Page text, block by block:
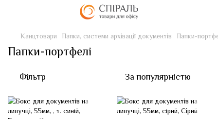
Канцтовари Папки, системи архівації документів Папки-
Папки-портфелі
Фільтр За популярністю